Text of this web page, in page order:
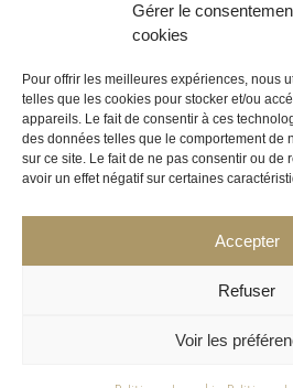
Gérer le
cookies
Pour offrir les meilleures expériences, nous
telles que les cookies pour stocker et/ou
appareils. Le fait de consentir à ces
des données telles que le comportement de
sur ce site. Le fait de ne pas consentir ou de
avoir un effet négatif sur certaines
Accepter
Refuser
Voir les
Newton discomobile
Location de tireuse à bière :
Les Frères Brasseurs à Aucamville